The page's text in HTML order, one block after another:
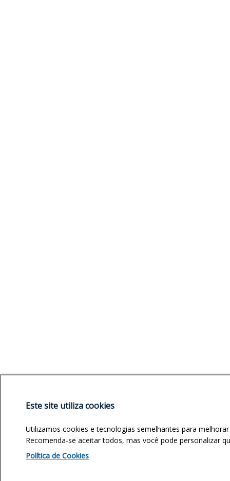
Este site utiliza cookies
Utilizamos cookies e tecnologias semelhantes para
Recomenda-se aceitar todos, mas você pode personalizar
Política de Cookies